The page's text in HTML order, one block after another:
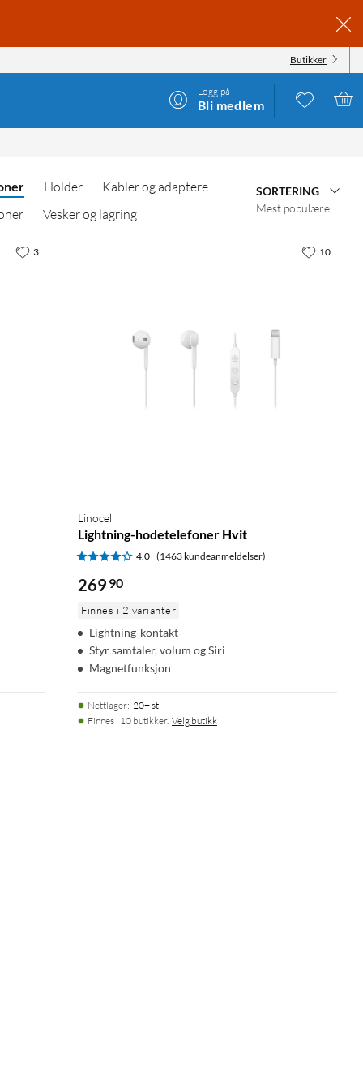
Butikker
Logg på
Bli medlem
Holder
Kabler og adaptere
Vesker og lagring
SORTERING
Mest populære
3
Linocell
Lightning-hodetelefoner Hvit
4.0 (1463 kundeanmeldelser)
269 90
Finnes i 2 varianter
Lightning-kontakt
Styr samtaler, volum og Siri
Magnetfunksjon
Nettlager: 20+ st
Finnes i 10 butikker. Velg butikk
10